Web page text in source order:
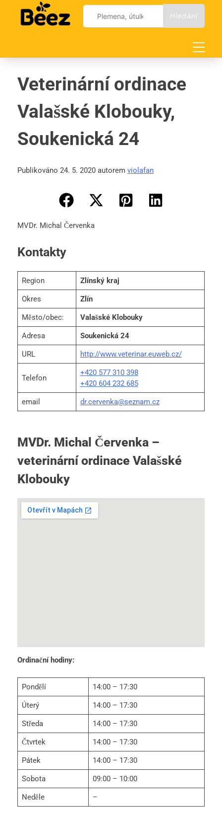
content
Vyhledávání
Veterinární ordinace
Valašské Klobouky,
Soukenická 24
Publikováno 24. 5. 2020 autorem violafan
MVDr. Michal Červenka
Kontakty
Region Zlínský kraj
Okres Zlín
Město/obec: Valašské Klobouky
Adresa Soukenická 24
URL http://www.veterinar.euweb.cz/
Telefon
+420 577 310 398
+420 604 232 685
email dr.cervenka@seznam.cz
MVDr. Michal Červenka –
veterinární ordinace Valašské
Klobouky
Ordinační hodiny:
Pondělí 14:00 – 17:30
Úterý 14:00 – 17:30
Středa 14:00 – 17:30
Čtvrtek 14:00 – 17:30
Pátek 14:00 – 17:30
Sobota 09:00 – 10:00
Neděle –